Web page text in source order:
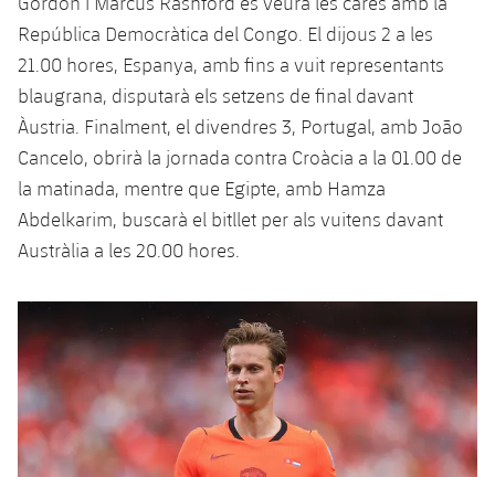
República Democràtica del Congo. El dijous 2 a les
21.00 hores, Espanya, amb fins a vuit representants
blaugrana, disputarà els setzens de final davant
Àustria. Finalment, el divendres 3, Portugal, amb João
Cancelo, obrirà la jornada contra Croàcia a la 01.00 de
la matinada, mentre que Egipte, amb Hamza
Abdelkarim, buscarà el bitllet per als vuitens davant
Austràlia a les 20.00 hores.